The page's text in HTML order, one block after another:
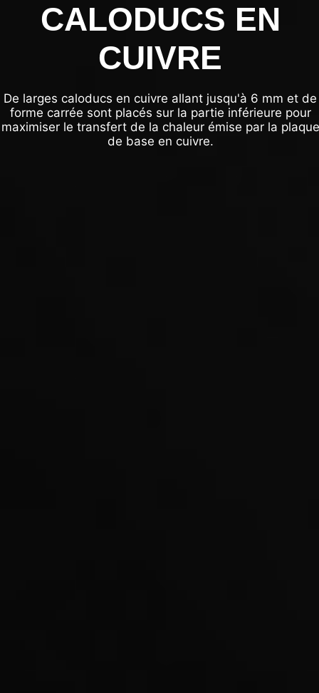
CALODUCS EN
CUIVRE
De larges caloducs en cuivre allant jusqu'à 6 mm et de
forme carrée sont placés sur la partie inférieure pour
maximiser le transfert de la chaleur émise par la plaque
de base en cuivre.